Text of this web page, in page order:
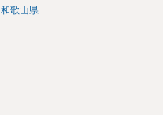
和歌山県